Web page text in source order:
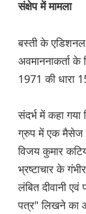
संक्षेप में मामला
बस्ती के एडिशनल
अवमाननाकर्ता के
1971 की धारा
संदर्भ में कहा
ग्रुप में एक मैसेज
विजय कुमार
भ्रष्टाचार के
लंबित दीवानी
पत्र" लिखने का